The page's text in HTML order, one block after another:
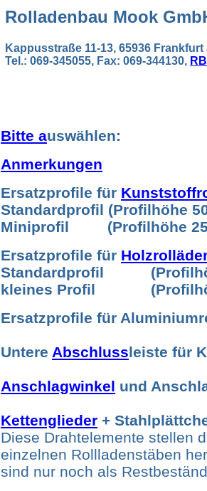
Rolladenbau Mook
Kappusstraße 11-13, 65936
Tel.: 069-345055, Fax: 069-344130,
Bitte a
Anmerkungen
Ersatzprofile für
Standardprofil (Profilhöhe
Miniprofil (Profilhöhe 25
Ersatzprofile für
Standardprofil
kleines Profil
Ersatzprofile für
Untere Abschlussleiste für
Anschlagwinkel und
Kettenglieder +
Diese Drahtelemente stellen
einzelnen Rollladenstäben
sind nur noch als